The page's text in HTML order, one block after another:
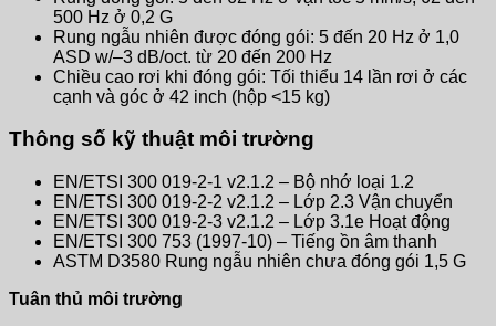
500 Hz ở 0,2 G
Rung ngẫu nhiên được đóng gói: 5 đến 20 Hz ở 1,0
ASD w/–3 dB/oct. từ 20 đến 200 Hz
Chiều cao rơi khi đóng gói: Tối thiểu 14 lần rơi ở các
cạnh và góc ở 42 inch (hộp <15 kg)
Thông số kỹ thuật môi trường
EN/ETSI 300 019-2-1 v2.1.2 – Bộ nhớ loại 1.2
EN/ETSI 300 019-2-2 v2.1.2 – Lớp 2.3 Vận chuyển
EN/ETSI 300 019-2-3 v2.1.2 – Lớp 3.1e Hoạt động
EN/ETSI 300 753 (1997-10) – Tiếng ồn âm thanh
ASTM D3580 Rung ngẫu nhiên chưa đóng gói 1,5 G
Tuân thủ môi trường